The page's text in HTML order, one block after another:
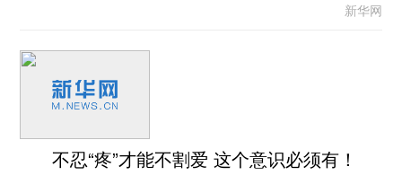
新华网
不忍“疼”才能不割爱 这个意识必须有！